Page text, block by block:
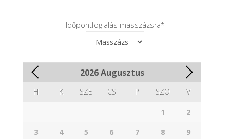
Időpontfoglalás masszázsra*
2026Augusztus
H K SZE CS P SZO V
1 2
3 4 5 6 7 8 9